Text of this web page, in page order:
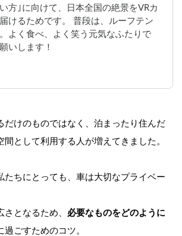
方｣に向けて、日本全国の絶景をVRカ
けるためです。 普段は、ルーフテン
よく食べ、よく笑う元気なふたりで
いします！
だけのものではなく、泊まったり住んだ
間として利用する人が増えてきました。
たちにとっても、車は大切なプライベー
となるため、 必要なものをどのように
過ごすためのコツ。